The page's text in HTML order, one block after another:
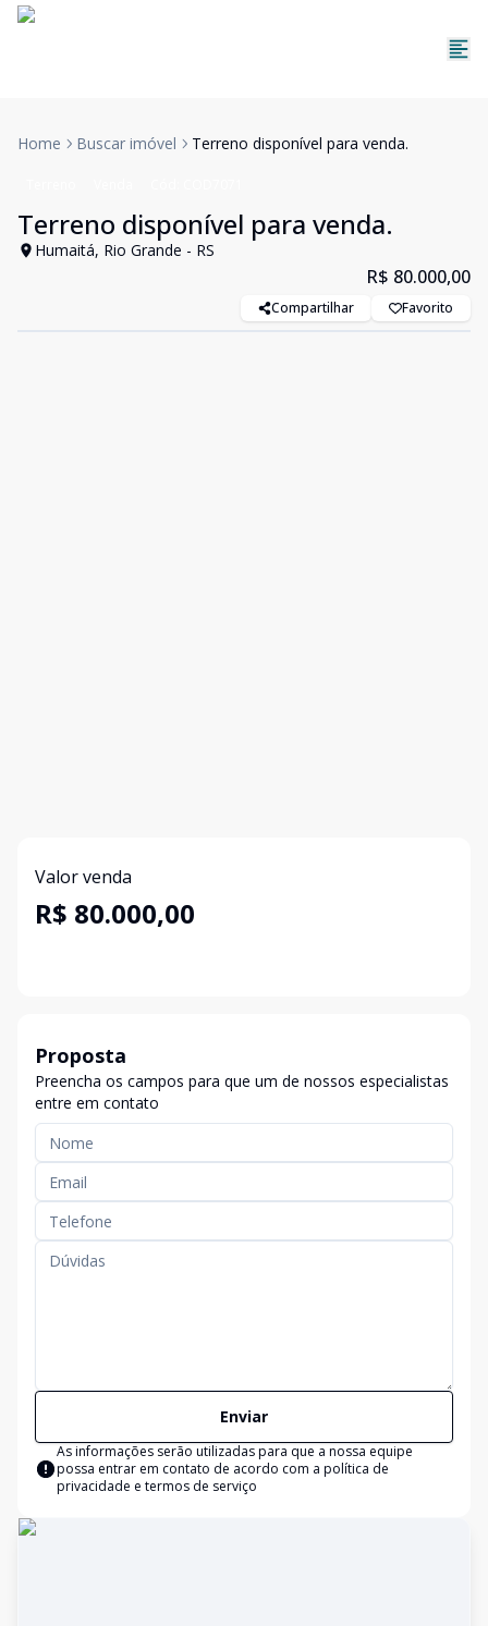
Home Buscar imóvel Terreno disponível para venda.
Terreno disponível para venda.
Humaitá, Rio Grande - RS
R$ 80.000,00
Compartilhar Favorito
Valor venda
R$ 80.000,00
Proposta
Preencha os campos para que um de nossos especialistas
entre em contato
Enviar
As informações serão utilizadas para que a nossa equipe
possa entrar em contato de acordo com a política de
privacidade e termos de serviço